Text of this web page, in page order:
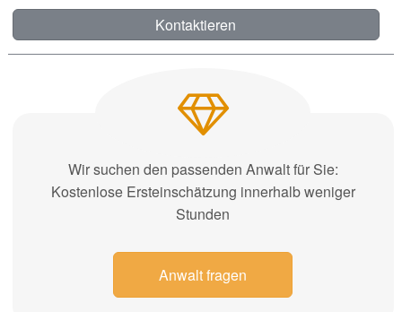
Kontaktieren
Wir suchen den passenden Anwalt für Sie:
Kostenlose Ersteinschätzung innerhalb weniger
Stunden
Anwalt fragen